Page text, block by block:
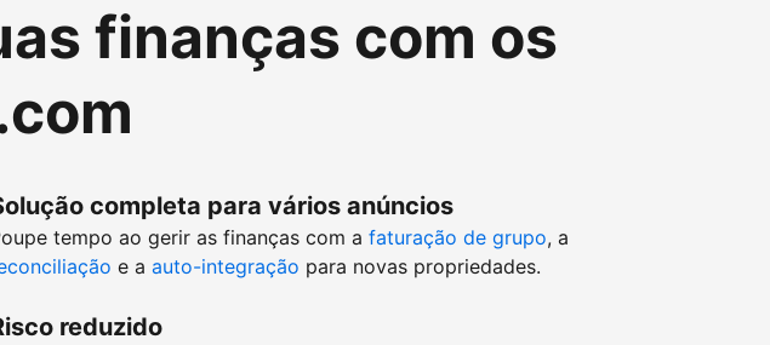
finanças com os
completa para vários anúncios
tempo ao gerir as finanças com a faturação de grupo, a
e a auto-integração para novas propriedades.
reduzido